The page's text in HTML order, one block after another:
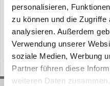
personalisieren,
zu können und die
analysieren. Außerdem
Verwendung unserer
soziale Medien, Werbung
Partner führen diese
weiteren Daten
Tessenderlo (Belgien), Juni
ergänzt sein Portfolio um zwei
mit Nennnutzlasten von 28
Kettenbaggern und Radladern.
Hyundai Mobilbagger
29. Juni 2022 2
kettenbagger ha45a